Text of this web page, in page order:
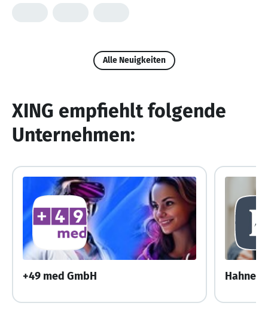
Alle Neuigkeiten
XING empfiehlt folgende
Unternehmen:
+49 med GmbH Hahne